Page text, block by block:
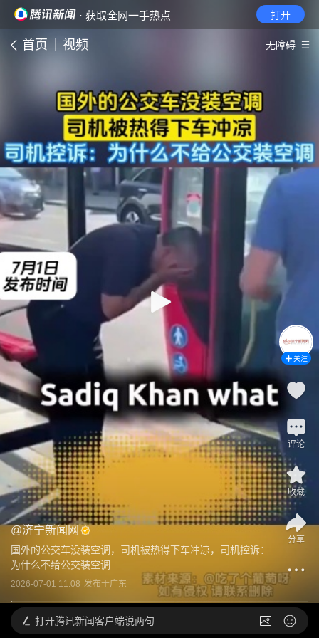
· 获取全网一手热点 打开
首页 视频 无障碍
@济宁新闻网
国外的公交车没装空调，司机被热得下车冲凉，司机控诉：
为什么不给公交装空调
2026-07-01 11:08 发布于广东
关注
评论
收藏
分享
打开腾讯新闻客户端说两句